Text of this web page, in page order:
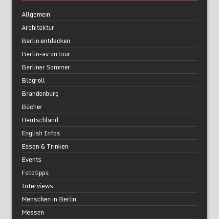
Allgemein
Architektur
Berlin entdecken
Berlin-av on tour
Berliner Sommer
Blogroll
Brandenburg
Bücher
Deutschland
English Infos
Essen & Trinken
Events
Fototipps
Interviews
Menschen in Berlin
Messen